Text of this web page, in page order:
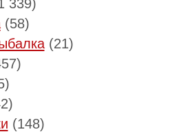
339)
(58)
(21)
(148)